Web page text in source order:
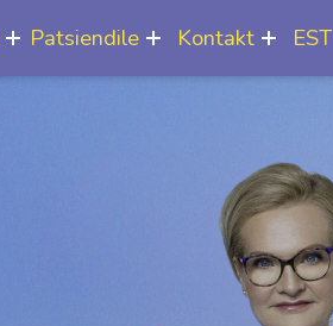
Patsiendile Kontakt EST